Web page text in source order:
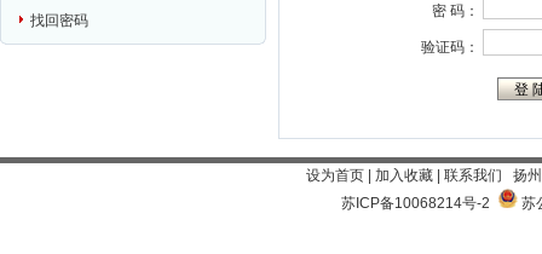
找回密码
密 码：
验证码：
设为首页 加入收藏 联系我们 扬
苏ICP备10068214号-2
苏